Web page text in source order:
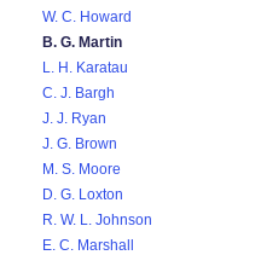
W. C. Howard
B. G. Martin
L. H. Karatau
C. J. Bargh
J. J. Ryan
J. G. Brown
M. S. Moore
D. G. Loxton
R. W. L. Johnson
E. C. Marshall